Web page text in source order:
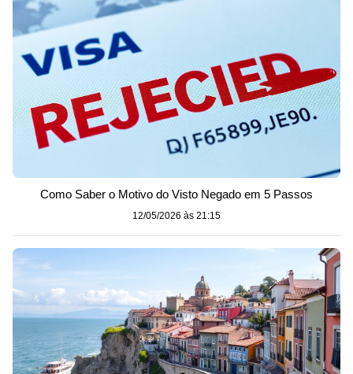
Como Saber o Motivo do Visto Negado em 5 Passos
12/05/2026 às 21:15